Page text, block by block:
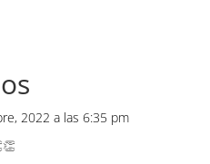
2022 a las 6:35 pm